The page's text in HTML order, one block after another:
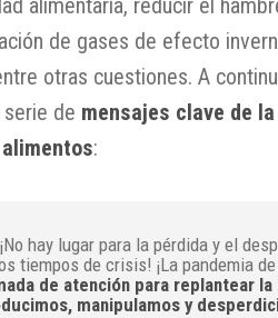
alimentaria, reducir el
de gases de efecto
otras cuestiones. A
de mensajes clave de
:
hay lugar para la pérdida y el
tiempos de crisis! ¡La pandemia de
de atención para replantear
manipulamos y